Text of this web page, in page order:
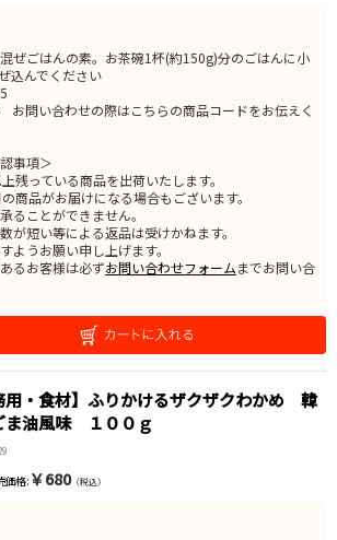
ぜごはんの素。お茶碗1杯(約150g)分のごはんに小
込んでください
問い合わせの際はこちらの商品コードをお伝えく
事項＞
残っている商品を出荷いたします。
品がお届けになる場合もございます。
ことができません。
短い等による返品は受けかねます。
ようお願い申し上げます。
るお客様は必ずお問い合わせフォームまでお問い合
用・食材】ふりかけるザクザクわかめ 韓
ま油風味 １００ｇ
価格 : ￥680（税込）